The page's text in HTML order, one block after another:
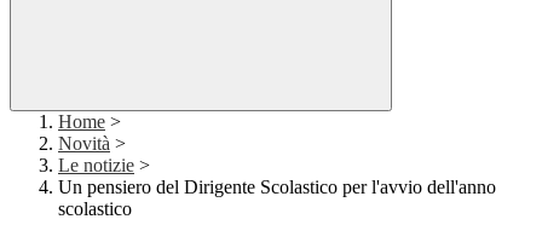
Home >
Novità >
Le notizie >
Un pensiero del Dirigente Scolastico per l'avvio dell'anno
scolastico